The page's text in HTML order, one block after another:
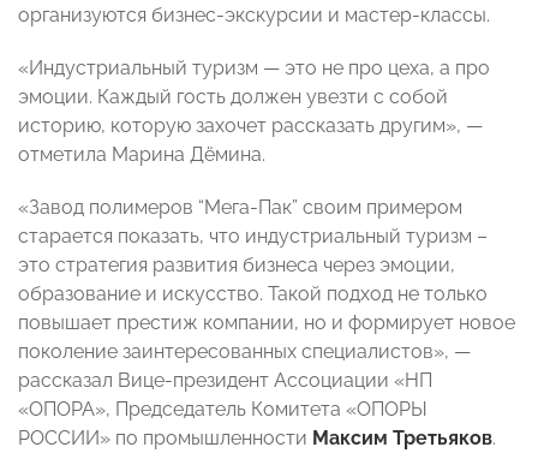
организуются бизнес-экскурсии и мастер-классы.
«Индустриальный туризм — это не про цеха, а про
эмоции. Каждый гость должен увезти с собой
историю, которую захочет рассказать другим», —
отметила Марина Дёмина.
«Завод полимеров “Мега-Пак” своим примером
старается показать, что индустриальный туризм –
это стратегия развития бизнеса через эмоции,
образование и искусство. Такой подход не только
повышает престиж компании, но и формирует новое
поколение заинтересованных специалистов», —
рассказал Вице-президент Ассоциации «НП
«ОПОРА», Председатель Комитета «ОПОРЫ
РОССИИ» по промышленности Максим Третьяков.